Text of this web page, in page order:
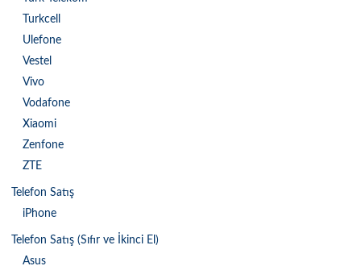
Turkcell
Ulefone
Vestel
Vivo
Vodafone
Xiaomi
Zenfone
ZTE
Telefon Satış
iPhone
Telefon Satış (Sıfır ve İkinci El)
Asus